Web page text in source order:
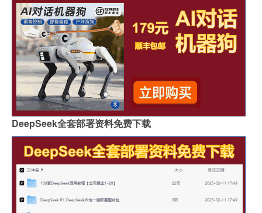
DeepSeek全套部署资料免费下载